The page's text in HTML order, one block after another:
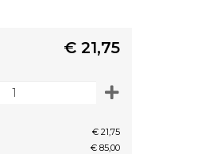
€ 21,75
€ 21,75
€ 85,00